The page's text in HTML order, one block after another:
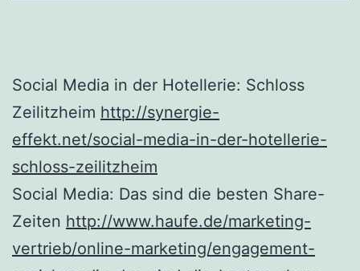
Social Media in der Hotellerie: Schloss
Zeilitzheim http://synergie-
effekt.net/social-media-in-der-hotellerie-
schloss-zeilitzheim
Social Media: Das sind die besten Share-
Zeiten http://www.haufe.de/marketing-
vertrieb/online-marketing/engagement-